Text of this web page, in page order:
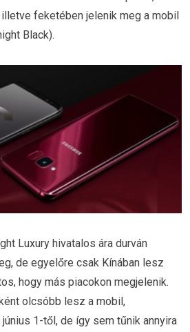
feketében jelenik meg a mobil
Black).
Luxury hivatalos ára durván
de egyelőre csak Kínában lesz
hogy más piacokon megjelenik.
olcsóbb lesz a mobil,
1-től, de így sem tűnik annyira